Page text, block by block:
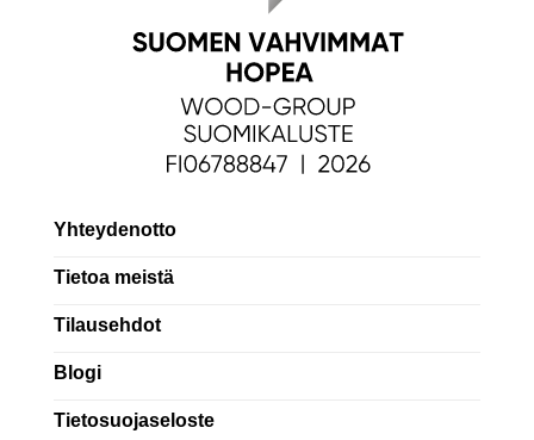
Yhteydenotto
Tietoa meistä
Tilausehdot
Blogi
Tietosuojaseloste